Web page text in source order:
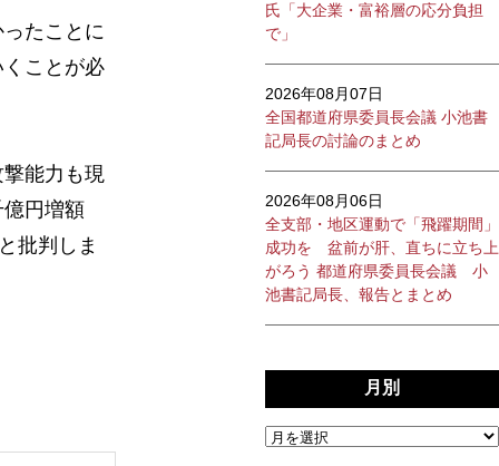
たことに
ことが必
能力も現
円増額
批判しま
氏「大企業・富裕層の応分負担
で」
2026年08月07日
全国都道府県委員長会議 小池書
記局長の討論のまとめ
2026年08月06日
全支部・地区運動で「飛躍期間」
成功を 盆前が肝、直ちに立ち上
がろう 都道府県委員長会議 小
池書記局長、報告とまとめ
月別